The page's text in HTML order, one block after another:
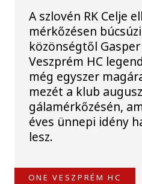
A szlovén RK Celje
mérkőzésen
közönségtől
Veszprém HC
még egyszer
mezét a klub
gálamérkőzésén,
éves ünnepi idény
lesz.
ONE VESZPRÉM HC